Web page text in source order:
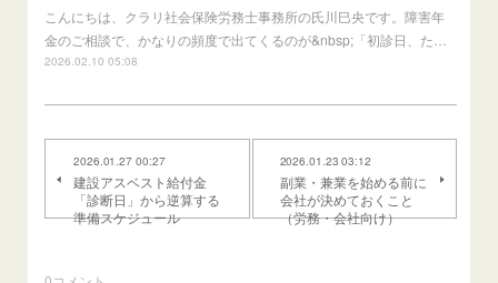
こんにちは、クラリ社会保険労務士事務所の氏川巳央です。障害年
金のご相談で、かなりの頻度で出てくるのが&nbsp;「初診日、た…
2026.02.10 05:08
2026.01.27 00:27
建設アスベスト給付金
「診断日」から逆算する
準備スケジュール
2026.01.23 03:12
副業・兼業を始める前に
会社が決めておくこと
（労務・会社向け）